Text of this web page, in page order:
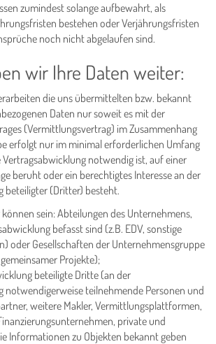
zumindest solange aufbewahrt, als
bestehen oder Verjährungsfristen
noch nicht abgelaufen sind.
wir Ihre Daten weiter:
die uns übermittelten bzw. bekannt
Daten nur soweit es mit der
(Vermittlungsvertrag) im Zusammenhang
erfolgt nur im minimal erforderlichen Umfang
notwendig ist, auf einer
beruht oder ein berechtigtes Interesse an der
beteiligter (Dritter) besteht.
sein: Abteilungen des Unternehmens,
befasst sind (z.B. EDV, sonstige
oder Gesellschaften der Unternehmensgruppe
Projekte);
beteiligte Dritte (an der
notwendigerweise teilnehmende Personen und
weitere Makler, Vermittlungsplattformen,
private und
Informationen zu Objekten bekannt geben